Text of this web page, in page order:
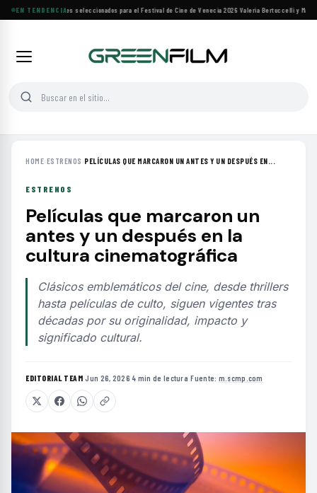
EN TENDENCIA
Siete filmes árabes seleccionados para el Festival de Cine de Venecia 2026·Valeria Bertuccelli y Martín
HOME›ESTRENOS ›PELÍCULAS QUE MARCARON UN ANTES Y UN DESPUÉS EN...
ESTRENOS
Películas que marcaron un
antes y un después en la
cultura cinematográfica
Clásicos emblemáticos del cine, desde thrillers
hasta películas de culto, siguen vigentes tras
décadas por su originalidad, impacto y
significado cultural.
EDITORIAL TEAM·Jun 26, 2026·4 min de lectura·Fuente: m.scmp.com